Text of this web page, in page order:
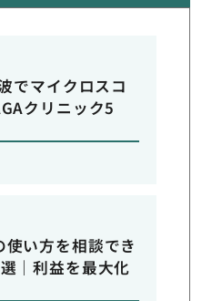
でマイクロスコ
クリニック5
い方を相談でき
｜利益を最大化